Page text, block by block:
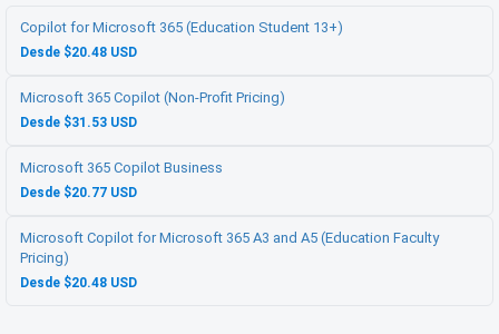
Copilot for Microsoft 365 (Education Student 13+)
Desde $20.48 USD
Microsoft 365 Copilot (Non-Profit Pricing)
Desde $31.53 USD
Microsoft 365 Copilot Business
Desde $20.77 USD
Microsoft Copilot for Microsoft 365 A3 and A5 (Education Faculty
Pricing)
Desde $20.48 USD